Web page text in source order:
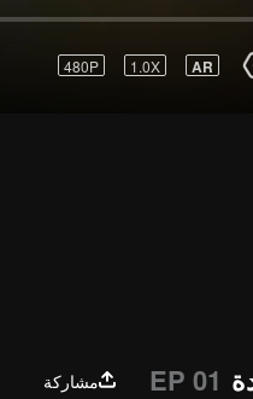
EP 01
مشاركة